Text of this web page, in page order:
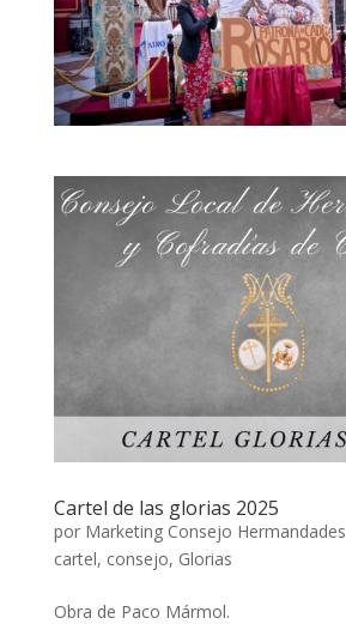
Cartel de las glorias 2025
por Marketing Consejo Hermandades
cartel, consejo, Glorias
Obra de Paco Mármol.